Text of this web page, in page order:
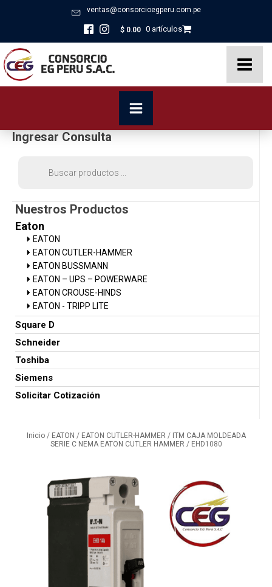
ventas@consorcioegperu.com.pe
$ 0.00 0 artículos
Ingresar Consulta
Nuestros Productos
Eaton
EATON
EATON CUTLER-HAMMER
EATON BUSSMANN
EATON – UPS – POWERWARE
EATON CROUSE-HINDS
EATON - TRIPP LITE
Square D
Schneider
Toshiba
Siemens
Solicitar Cotización
Inicio/ EATON / EATON CUTLER-HAMMER / ITM CAJA MOLDEADA
SERIE C NEMA EATON CUTLER HAMMER / EHD1080